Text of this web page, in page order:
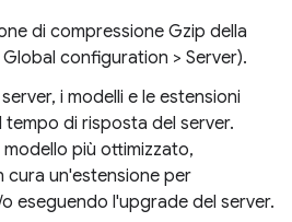
di compressione Gzip della
configuration > Server).
i modelli e le estensioni
di risposta del server.
più ottimizzato,
cura un'estensione per
eseguendo l'upgrade del server.